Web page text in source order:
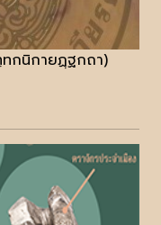
กนิกายฏฺฐกถา)